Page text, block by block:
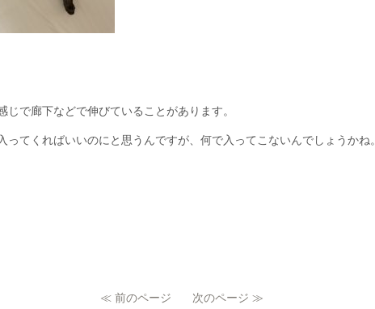
で廊下などで伸びていることがあります。
ってくればいいのにと思うんですが、何で入ってこないんでしょうかね。
≪ 前のページ 次のページ ≫